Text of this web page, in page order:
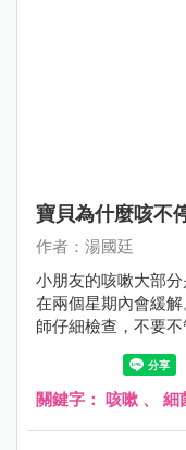
寶貝為什麼咳不
作者：湯國廷
小朋友的咳嗽大部
在兩個星期內會緩
師仔細檢查，不要
願的沿用舊的感冒藥
關鍵字： 咳嗽 、 細